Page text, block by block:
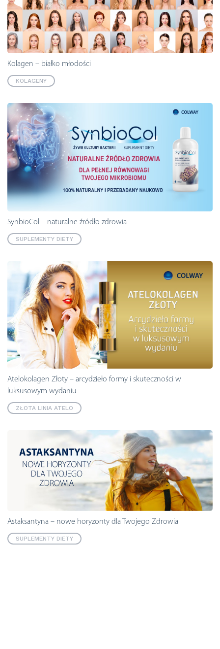
Kolagen – białko młodości
KOLAGENY
SynbioCol – naturalne źródło zdrowia
SUPLEMENTY DIETY
Atelokolagen Złoty – arcydzieło formy i skuteczności w
luksusowym wydaniu
ZŁOTA LINIA ATELO
Astaksantyna – nowe horyzonty dla Twojego Zdrowia
SUPLEMENTY DIETY